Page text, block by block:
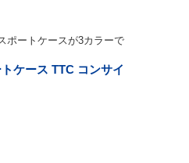
ポートケースが3カラーで
ケース TTC コンサイ